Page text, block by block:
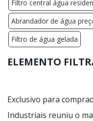
Filtro central água
Abrandador de água
Filtro de água gelada
ELEMENTO
Exclusivo para
Industriais reuniu o